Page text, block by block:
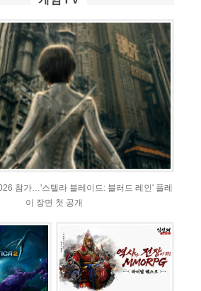
참가…'스텔라 블레이드: 블러드 레인' 플레
이 장면 첫 공개